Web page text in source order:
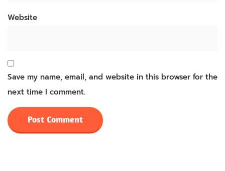
Website
Save my name, email, and website in this browser for the
next time I comment.